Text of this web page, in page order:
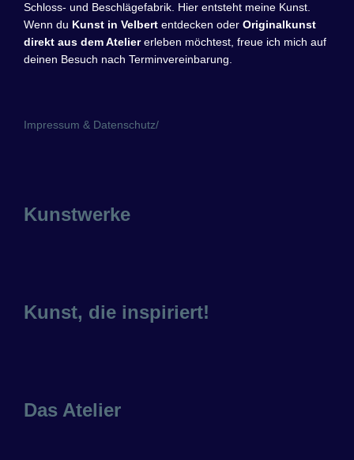
Schloss- und Beschlägefabrik. Hier entsteht meine Kunst.
Wenn du Kunst in Velbert entdecken oder Originalkunst
direkt aus dem Ateliererleben möchtest, freue ich mich auf
deinen Besuch nach Terminvereinbarung.
Impressum & Datenschutz/
Kunstwerke
Kunst, die inspiriert!
Das Atelier